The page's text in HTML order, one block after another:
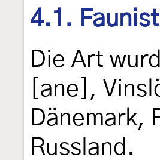
4.1.
Die Art
[ane],
Dänemark,
Russland.